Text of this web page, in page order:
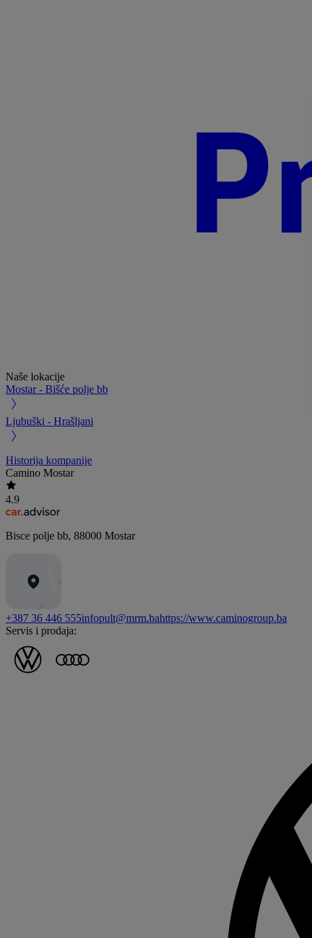
Naše lokacije
Mostar - Bišće polje bb
Ljubuški - Hrašljani
Historija kompanije
Camino Mostar
4.9
Bisce polje bb, 88000 Mostar
+387 36 446 555infopult@mrm.bahttps://www.caminogroup.ba
Servis i prodaja: